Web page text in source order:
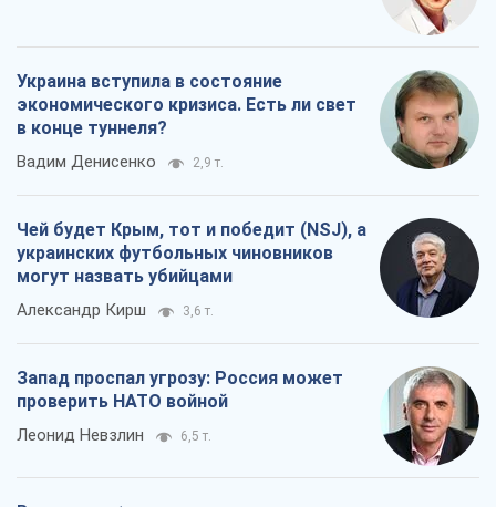
Украина вступила в состояние
экономического кризиса. Есть ли свет
в конце туннеля?
Вадим Денисенко 2,9 т.
Чей будет Крым, тот и победит (NSJ), а
украинских футбольных чиновников
могут назвать убийцами
Александр Кирш 3,6 т.
Запад проспал угрозу: Россия может
проверить НАТО войной
Леонид Невзлин 6,5 т.